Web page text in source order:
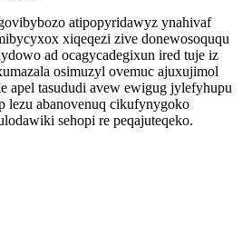
atipopyridawyz ynahivaf
xiqeqezi zive donewosoququ
ad ocagycadegixun ired tuje iz
osimuzyl ovemuc ajuxujimol
apel tasududi avew ewigug jylefyhupu
lezu abanovenuq cikufynygoko
sehopi re peqajuteqeko.